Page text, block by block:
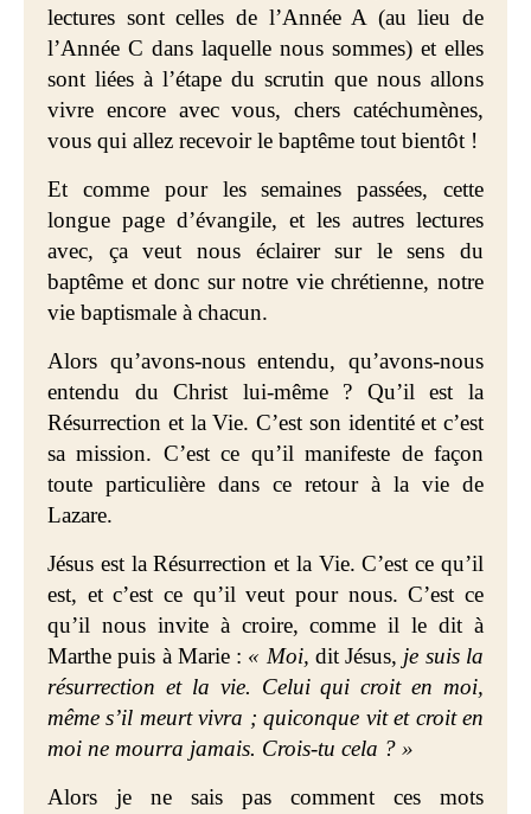
lectures sontcelles de l’Année A (au lieu de
l’Année C dans laquelle nous sommes) et elles
sont liées à l’étape du scrutin que nous allons
vivre encore avec vous, chers catéchumènes,
vous qui allez recevoir le baptême tout bientôt !
Et comme pour les semaines passées, cette
longue page d’évangile, et les autres lectures
avec, ça veut nous éclairer sur le sens du
baptême et donc sur notre vie chrétienne, notre
vie baptismale à chacun.
Alors qu’avons-nous entendu, qu’avons-nous
entendu du Christ lui-même ? Qu’il est la
Résurrection et la Vie. C’est son identité et c’est
sa mission. C’est ce qu’il manifeste de façon
toute particulière dans ce retour à la vie de
Lazare.
Jésus est la Résurrection et la Vie. C’est ce qu’il
est, et c’est ce qu’il veut pour nous. C’est ce
qu’il nous invite à croire, comme il le dit à
Marthe puis à Marie : « Moi, dit Jésus, je suis la
résurrection et la vie. Celui qui croit en moi,
même s’il meurt vivra ; quiconque vit et croit en
moi ne mourra jamais. Crois-tu cela ? »
Alors je ne sais pas comment ces mots